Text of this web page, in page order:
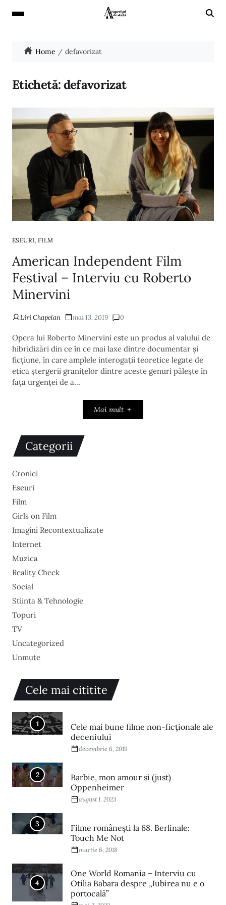
Home defavorizat
Etichetă:defavorizat
ESEURI, FILM
American Independent Film
Festival – Interviu cu Roberto
Minervini
Liri Chapelan mai 13, 2019 0
Opera lui Roberto Minervini este un produs al valului de
hibridizări din ce în ce mai laxe dintre documentar și
ficțiune, în care amplele interogații teoretice legate de
etica ștergerii granițelor dintre aceste genuri pălește în
fața urgenței de a…
Mai mult
Categorii
Cronici
Eseuri
Film
Girls on Film
Imagini Recontextualizate
Internet
Muzica
Reality Check
Social
Stiinta & Tehnologie
Topuri
TV
Uncategorized
Unmute
Cele mai cititite
1
Cele mai bune filme non-ficționale ale
deceniului
decembrie 6, 2019
2
Barbie, mon amour și (just)
Oppenheimer
august 1, 2023
3
Filme româneşti la 68. Berlinale:
Touch Me Not
martie 6, 2018
4
One World Romania – Interviu cu
Otilia Babara despre „Iubirea nu e o
portocală”